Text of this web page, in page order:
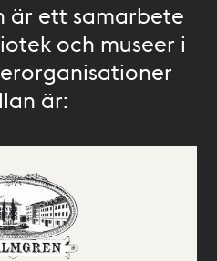
är ett samarbete
och museer i
är: